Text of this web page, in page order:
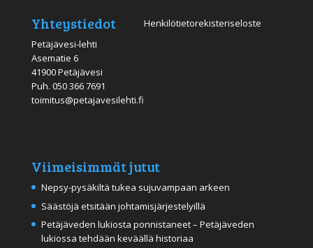
Yhteystiedot
Petäjävesi-lehti
Asematie 6
41900 Petäjävesi
Puh. 050 366 7691
toimitus@petajavesilehti.fi
Henkilötietorekisteriseloste
Viimeisimmät jutut
Nepsy-pysäkiltä tukea sujuvampaan arkeen
Säästöjä etsitään johtamisjärjestelyillä
Petäjäveden lukiosta ponnistaneet – Petäjäveden
lukiossa tehdään keväällä historiaa